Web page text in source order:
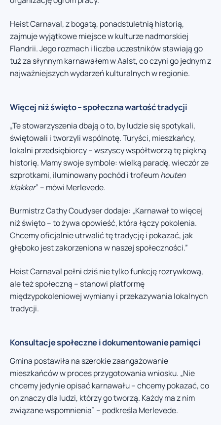
Heist Carnaval, z bogatą, ponadstuletnią historią,
zajmuje wyjątkowe miejsce w kulturze nadmorskiej
Flandrii. Jego rozmach i liczba uczestników stawiają go
tuż za słynnym karnawałem w Aalst, co czyni go jednym z
najważniejszych wydarzeń kulturalnych w regionie.
Więcej niż święto – społeczna wartość tradycji
„Te stowarzyszenia dbają o to, by ludzie się spotykali,
świętowali i tworzyli wspólnotę. Turyści, mieszkańcy,
lokalni przedsiębiorcy – wszyscy współtworzą tę piękną
historię. Mamy swoje symbole: wielką paradę, wieczór ze
szprotkami, iluminowany pochód i trofeumhouten
klakker” – mówi Merlevede.
Burmistrz Cathy Coudyser dodaje: „Karnawał to więcej
niż święto – to żywa opowieść, która łączy pokolenia.
Chcemy oficjalnie utrwalić tę tradycję i pokazać, jak
głęboko jest zakorzeniona w naszej społeczności.”
Heist Carnaval pełni dziś nie tylko funkcję rozrywkową,
ale też społeczną – stanowi platformę
międzypokoleniowej wymiany i przekazywania lokalnych
tradycji.
Konsultacje społeczne i dokumentowanie pamięci
Gmina postawiła na szerokie zaangażowanie
mieszkańców w proces przygotowania wniosku. „Nie
chcemy jedynie opisać karnawału – chcemy pokazać, co
on znaczy dla ludzi, którzy go tworzą. Każdy ma z nim
związane wspomnienia” – podkreśla Merlevede.